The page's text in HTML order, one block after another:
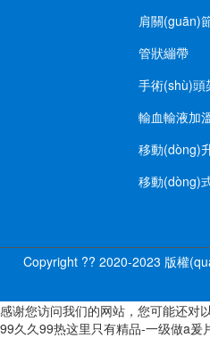
肩關(guān)
管狀繃帶
手術(shù)頭
輸血輸液加
移動(dòng)
移動(dòng)
Copyright ?? 2020-2023 版權
感谢您访问我们的网站，您可能还对
99久久99热这里只有精品-一级做a爰